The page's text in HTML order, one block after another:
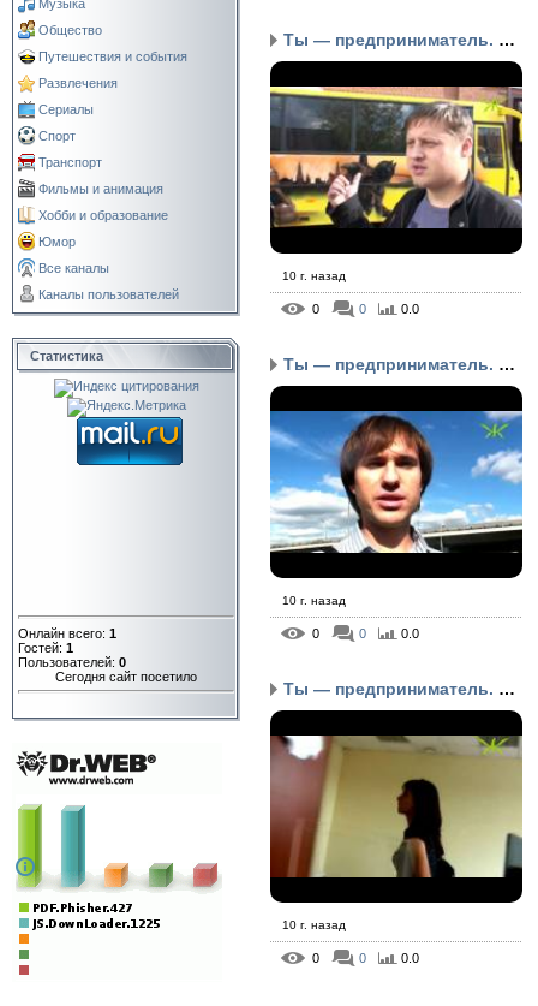
Музыка
Общество
Путешествия и события
Развлечения
Сериалы
Спорт
Транспорт
Фильмы и анимация
Хобби и образование
Юмор
Все каналы
Каналы пользователей
Статистика
Онлайн всего: 1
Гостей: 1
Пользователей: 0
Сегодня сайт посетило
Ты — предприниматель. Ч...
10 г. назад
0 0 0.0
Ты — предприниматель. Ч...
10 г. назад
0 0 0.0
Ты — предприниматель. Ч...
10 г. назад
0 0 0.0